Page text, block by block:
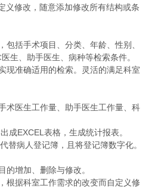
义修改，随意添加修改所有结构或条
包括手术项目、分类、年龄、性别、
生、助手医生、病种等检索条件。
现准确适用的检索。灵活的满足科室
术医生工作量、助手医生工作量、科
成EXCEL表格，生成统计报表。
替病人登记簿，且将登记簿数字化。
的增加、删除与修改。
根据科室工作需求的改变而自定义修